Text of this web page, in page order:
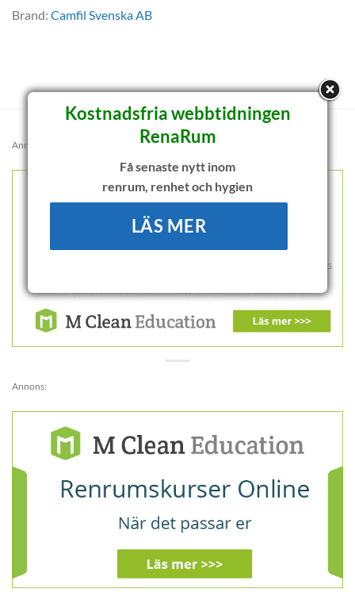
Brand: Camfil Svenska AB
Annons:
Annons:
Kostnadsfria webbtidningen
RenaRum
Få senaste nytt inom
renrum, renhet och hygien
LÄS MER